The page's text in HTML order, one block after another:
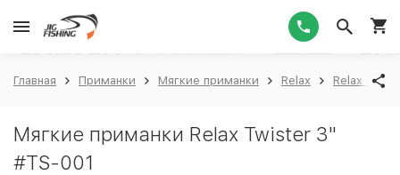
Главная Приманки Мягкие приманки Relax Relax
Мягкие приманки Relax Twister 3"
#TS-001